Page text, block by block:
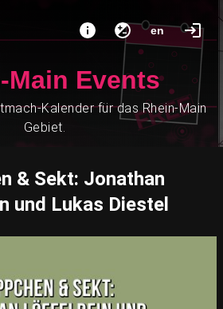
en
Main Events
Kalender für das Rhein-Main
Gebiet.
& Sekt: Jonathan
und Lukas Diestel